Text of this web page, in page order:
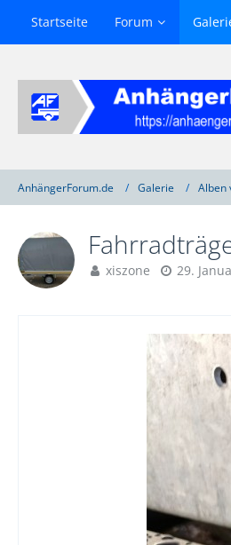
Startseite Forum
AnhängerForum.de Galerie Alben
xiszone 29.